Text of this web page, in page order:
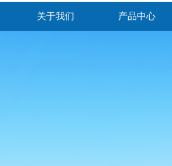
关于我们 产品中心